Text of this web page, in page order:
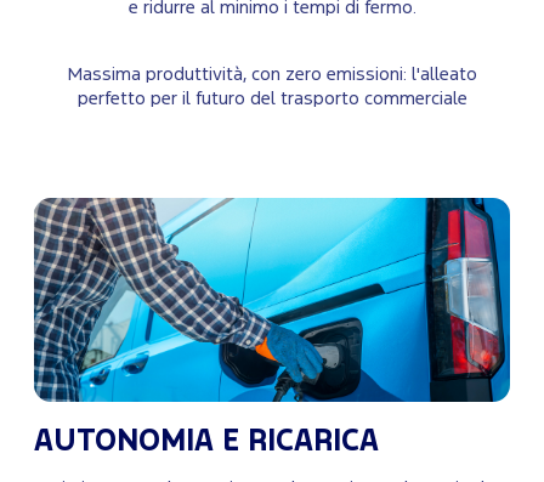
e ridurre al minimo i tempi di fermo.
Massima produttività, con zero emissioni: l'alleato
perfetto per il futuro del trasporto commerciale
AUTONOMIA E RICARICA